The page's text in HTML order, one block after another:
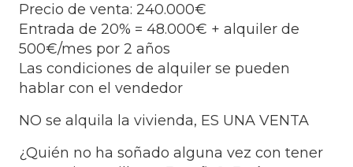
Precio de venta: 240.000€
Entrada de 20% = 48.000€ + alquiler de
500€/mes por 2 años
Las condiciones de alquiler se pueden
hablar con el vendedor
NO se alquila la vivienda, ES UNA VENTA
¿Quién no ha soñado alguna vez con tener